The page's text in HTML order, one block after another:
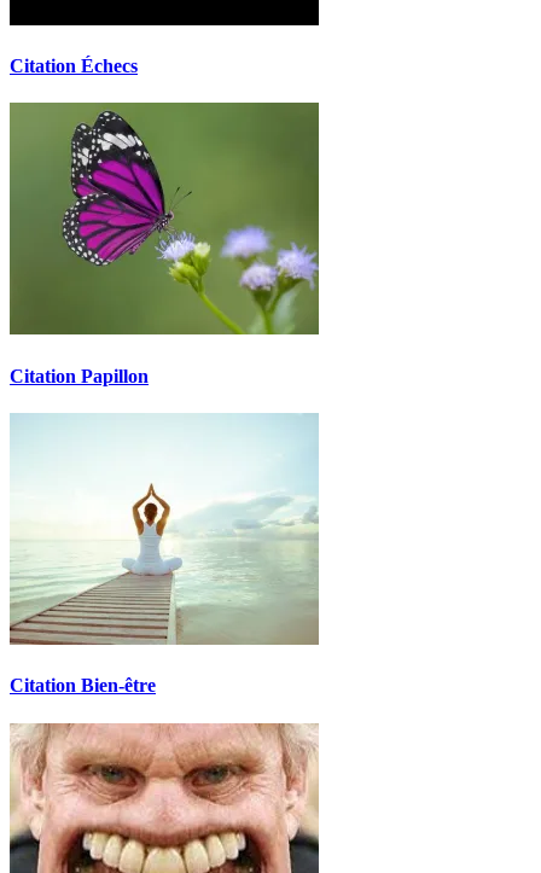
Citation Échecs
Citation Papillon
Citation Bien-être